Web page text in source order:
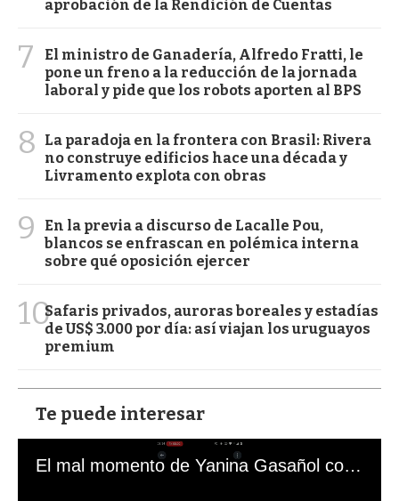
aprobación de la Rendición de Cuentas
7
El ministro de Ganadería, Alfredo Fratti, le
pone un freno a la reducción de la jornada
laboral y pide que los robots aporten al BPS
8
La paradoja en la frontera con Brasil: Rivera
no construye edificios hace una década y
Livramento explota con obras
9
En la previa a discurso de Lacalle Pou,
blancos se enfrascan en polémica interna
sobre qué oposición ejercer
10Safaris privados, auroras boreales y estadías
de US$ 3.000 por día: así viajan los uruguayos
premium
Te puede interesar
El mal momento de Yanina Gasañol con un hincha argentino en "Subrayado"